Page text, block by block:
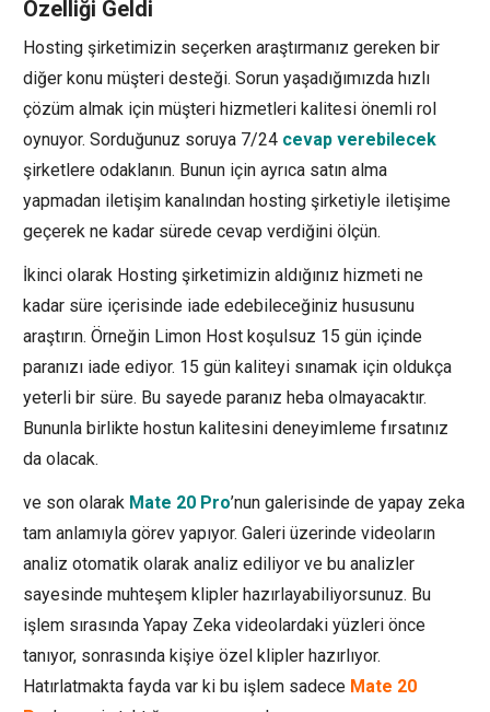
Özelliği Geldi
Hosting şirketimizin seçerken araştırmanız gereken bir
diğer konu müşteri desteği. Sorun yaşadığımızda hızlı
çözüm almak için müşteri hizmetleri kalitesi önemli rol
oynuyor. Sorduğunuz soruya 7/24 cevap verebilecek
şirketlere odaklanın. Bunun için ayrıca satın alma
yapmadan iletişim kanalından hosting şirketiyle iletişime
geçerek ne kadar sürede cevap verdiğini ölçün.
İkinci olarak Hosting şirketimizin aldığınız hizmeti ne
kadar süre içerisinde iade edebileceğiniz hususunu
araştırın. Örneğin Limon Host koşulsuz 15 gün içinde
paranızı iade ediyor. 15 gün kaliteyi sınamak için oldukça
yeterli bir süre. Bu sayede paranız heba olmayacaktır.
Bununla birlikte hostun kalitesini deneyimleme fırsatınız
da olacak.
ve son olarak Mate 20 Pro’nun galerisinde de yapay zeka
tam anlamıyla görev yapıyor. Galeri üzerinde videoların
analiz otomatik olarak analiz ediliyor ve bu analizler
sayesinde muhteşem klipler hazırlayabiliyorsunuz. Bu
işlem sırasında Yapay Zeka videolardaki yüzleri önce
tanıyor, sonrasında kişiye özel klipler hazırlıyor.
Hatırlatmakta fayda var ki bu işlem sadece Mate 20